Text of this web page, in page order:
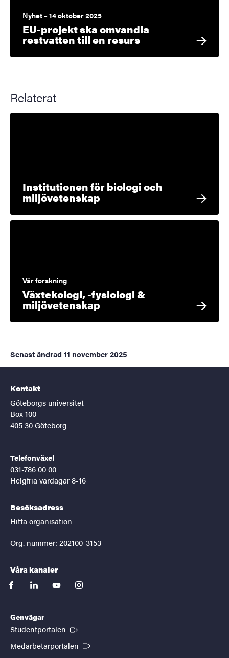
Nyhet – 14 oktober 2025
EU-projekt ska omvandla
restvatten till en resurs
Relaterat
Institutionen för biologi och
miljövetenskap
Vår forskning
Växtekologi, -fysiologi &
miljövetenskap
Senast ändrad 11 november 2025
Kontakt
Göteborgs universitet
Box 100
405 30 Göteborg
Telefonväxel
031-786 00 00
Helgfria vardagar 8-16
Besöksadress
Hitta organisation
Org. nummer: 202100-3153
Våra kanaler
facebooklinkedinyoutubeinstagram
Genvägar
Studentportalen (Extern länk)
Medarbetarportalen (Extern länk)